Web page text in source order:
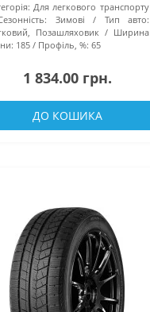
Для легкового транспорту
Зимові
Тип авто:
Позашляховик
Ширина
185 Профіль, %: 65
1 834.00 грн.
ДО КОШИКА